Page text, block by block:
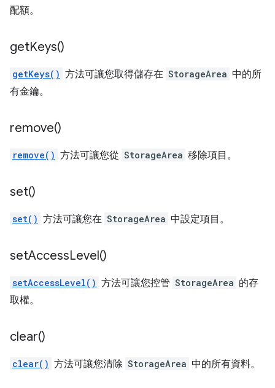
配額。
getKeys()
getKeys() 方法可讓您取得儲存在 StorageArea 中的所
有金鑰。
remove()
remove() 方法可讓您從 StorageArea 移除項目。
set()
set() 方法可讓您在 StorageArea 中設定項目。
setAccessLevel()
setAccessLevel() 方法可讓您控管 StorageArea 的存
取權。
clear()
clear() 方法可讓您清除 StorageArea 中的所有資料。